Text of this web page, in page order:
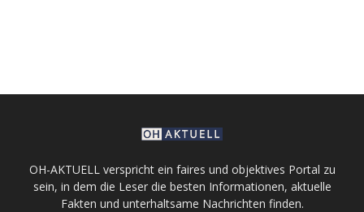
OH-AKTUELL verspricht ein faires und objektives Portal zu
sein, in dem die Leser die besten Informationen, aktuelle
Fakten und unterhaltsame Nachrichten finden.